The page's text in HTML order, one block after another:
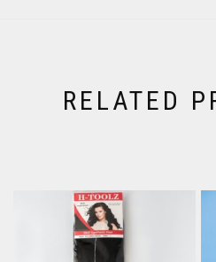
RELATED